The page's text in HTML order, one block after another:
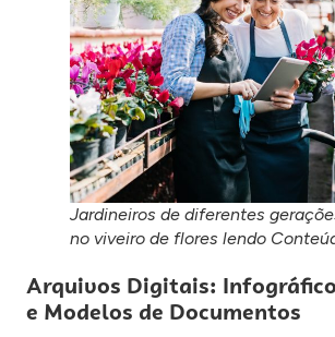
Jardineiros de diferentes
no viveiro de flores lendo
Arquivos Digitais:
e Modelos de Documentos